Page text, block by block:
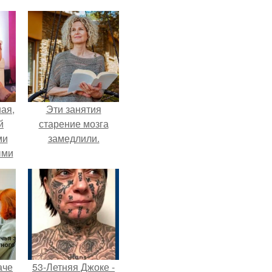
Эти занятия
старение мозга
замедлили.
53-Летняя Джоке -